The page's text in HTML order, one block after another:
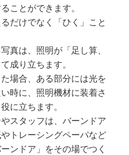
ことができます。
だけでなく「ひく」こと
真は、照明が「足し算、
成り立ちます。
場合、ある部分には光を
時に、照明機材に装着さ
に立ちます。
スタッフは、バーンドア
トレーシングペーパなど
ンドア」をその場でつく